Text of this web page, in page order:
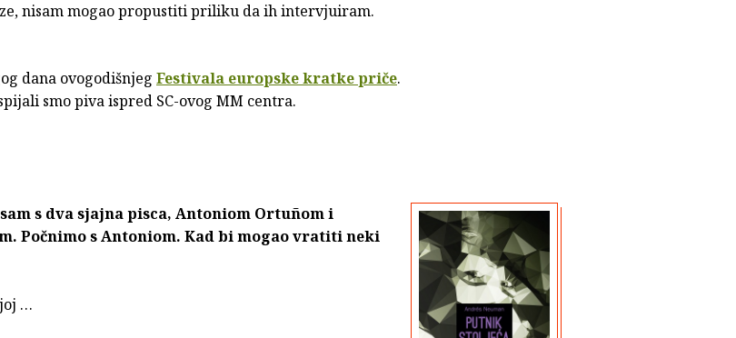
nisam mogao propustiti priliku da ih intervjuiram.
dana ovogodišnjeg Festivala europske kratke priče.
smo piva ispred SC-ovog MM centra.
s dva sjajna pisca, Antoniom Ortuñom i
Počnimo s Antoniom. Kad bi mogao vratiti neki
…